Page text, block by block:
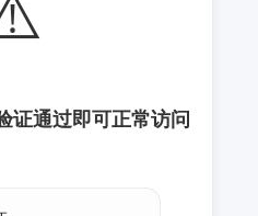
证通过即可正常访问